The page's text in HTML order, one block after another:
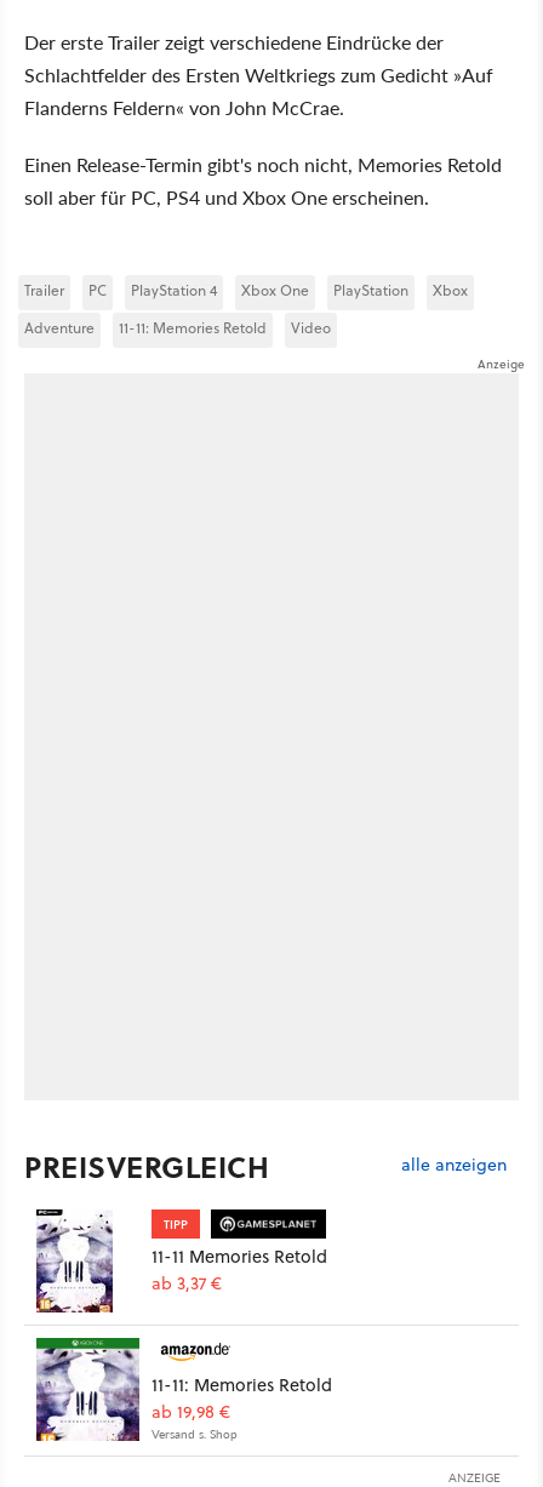
Der erste Trailer zeigt verschiedene Eindrücke der
Schlachtfelder des Ersten Weltkriegs zum Gedicht »Auf
Flanderns Feldern« von John McCrae.
Einen Release-Termin gibt's noch nicht, Memories Retold
soll aber für PC, PS4 und Xbox One erscheinen.
Trailer PC PlayStation 4 Xbox One PlayStation
Xbox
Adventure
11-11: Memories Retold Video
PREISVERGLEICH alle anzeigen
TIPP
11-11 Memories Retold
ab 3,37 €
11-11: Memories Retold
ab 19,98 €
Versand s. Shop
ANZEIGE